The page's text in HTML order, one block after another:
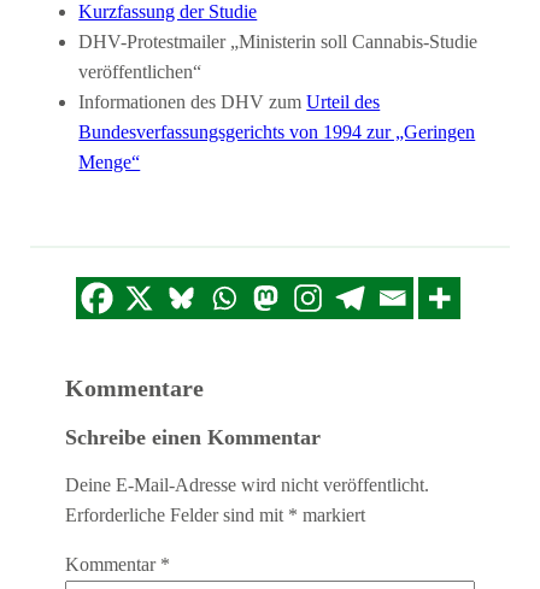
Kurzfassung der Studie
DHV-Protestmailer „Ministerin soll Cannabis-Studie
veröffentlichen“
Informationen des DHV zumUrteil des
Bundesverfassungsgerichts von 1994 zur „Geringen
Menge“
Kommentare
Schreibe einen Kommentar
Deine E-Mail-Adresse wird nicht veröffentlicht.
Erforderliche Felder sind mit * markiert
Kommentar *